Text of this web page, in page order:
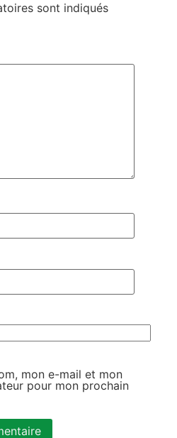
sont indiqués
mon e-mail et mon
pour mon prochain